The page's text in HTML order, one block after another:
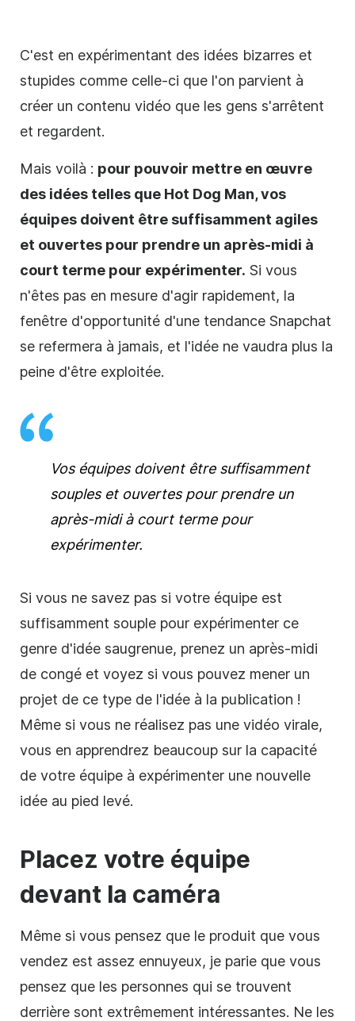
C'est en expérimentant des idées bizarres et
stupides comme celle-ci que l'on parvient à
créer un contenu vidéo que les gens s'arrêtent
et regardent.
Mais voilà : pour pouvoir mettre en œuvre
des idées telles que Hot Dog Man, vos
équipes doivent être suffisamment agiles
et ouvertes pour prendre un après-midi à
court terme pour expérimenter. Si vous
n'êtes pas en mesure d'agir rapidement, la
fenêtre d'opportunité d'une tendance Snapchat
se refermera à jamais, et l'idée ne vaudra plus la
peine d'être exploitée.
Vos équipes doivent être suffisamment
souples et ouvertes pour prendre un
après-midi à court terme pour
expérimenter.
Si vous ne savez pas si votre équipe est
suffisamment souple pour expérimenter ce
genre d'idée saugrenue, prenez un après-midi
de congé et voyez si vous pouvez mener un
projet de ce type de l'idée à la publication !
Même si vous ne réalisez pas une vidéo virale,
vous en apprendrez beaucoup sur la capacité
de votre équipe à expérimenter une nouvelle
idée au pied levé.
Placez votre équipe
devant la caméra
Même si vous pensez que le produit que vous
vendez est assez ennuyeux, je parie que vous
pensez que les personnes qui se trouvent
derrière sont extrêmement intéressantes. Ne les